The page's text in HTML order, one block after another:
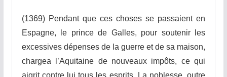
(1369) Pendantque ces choses se passaient en
Espagne, le princede Galles, pour soutenir les
excessives dépensesde la guerre et de sa maison,
chargea
l’Aquitaine de nouveaux impôts, ce qui
aigrit contre lui tous les esprits. La noblesse, outre